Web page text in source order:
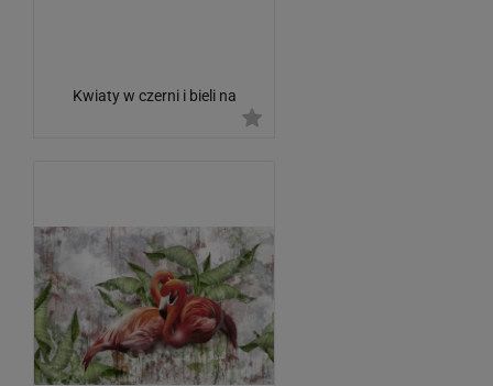
Kwiaty w czerni i bieli na